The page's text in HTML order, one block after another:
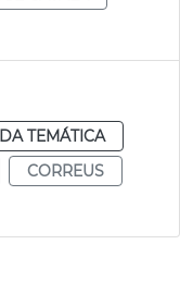
TEMÁTICA
CORREUS